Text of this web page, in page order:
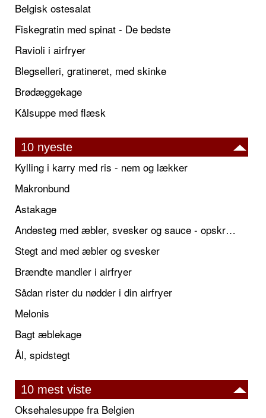
Belgisk ostesalat
Fiskegratin med spinat - De bedste
Ravioli i airfryer
Blegselleri, gratineret, med skinke
Brødæggekage
Kålsuppe med flæsk
10 nyeste
Kylling i karry med ris - nem og lækker
Makronbund
Astakage
Andesteg med æbler, svesker og sauce - opskrift også til jul
Stegt and med æbler og svesker
Brændte mandler i airfryer
Sådan rister du nødder i din airfryer
Melonis
Bagt æblekage
Ål, spidstegt
10 mest viste
Oksehalesuppe fra Belgien